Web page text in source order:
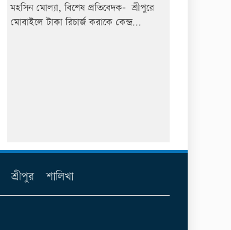
মহসিন মোল্যা, বিশেষ প্রতিবেদক- শ্রীপুরে
মোবাইলে টাকা রিচার্জ করাকে কেন্দ্র...
শ্রীপুর শালিখা